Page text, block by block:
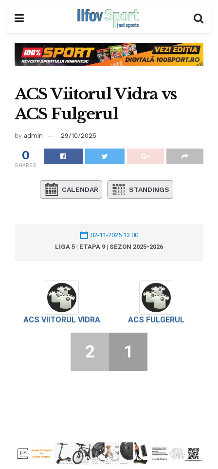
ACS Viitorul Vidra vs
ACS Fulgerul
by admin 29/10/2025
0
SHARES
CALENDAR STANDINGS
02-11-2025 13:00
LIGA 5 | ETAPA 9 | SEZON 2025-2026
ACS VIITORUL VIDRA ACS FULGERUL
2 1